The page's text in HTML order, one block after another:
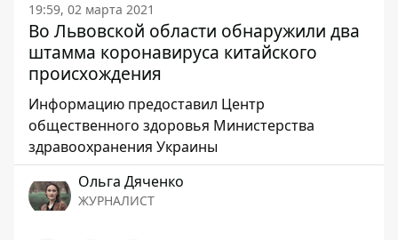
19:59, 02 марта 2021
Во Львовской области обнаружили два
штамма коронавируса китайского
происхождения
Информацию предоставил Центр
общественного здоровья Министерства
здравоохранения Украины
Ольга Дяченко
ЖУРНАЛИСТ